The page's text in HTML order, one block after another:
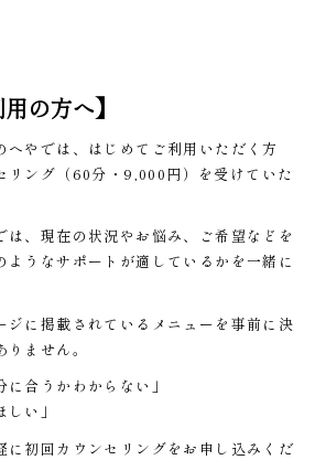
の方へ】
へやでは、はじめてご利用いただく方
リング（60分・9,000円）を受けていた
は、現在の状況やお悩み、ご希望などを
ようなサポートが適しているかを一緒に
ジに掲載されているメニューを事前に決
ません。
に合うかわからない」
い」
に初回カウンセリングをお申し込みくだ